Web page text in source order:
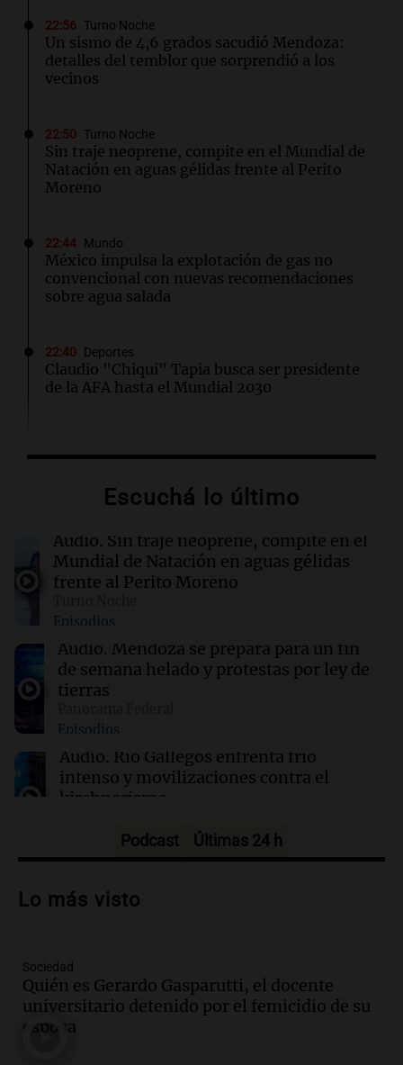
22:56 Turno Noche
Un sismo de 4,6 grados sacudió Mendoza:
detalles del temblor que sorprendió a los
vecinos
22:50 Turno Noche
Sin traje neoprene, compite en el Mundial de
Natación en aguas gélidas frente al Perito
Moreno
22:44 Mundo
México impulsa la explotación de gas no
convencional con nuevas recomendaciones
sobre agua salada
22:40 Deportes
Claudio "Chiqui" Tapia busca ser presidente
de la AFA hasta el Mundial 2030
Quiniela turista: conocé los números
22:14 Viva la Radio Rosario
Kapanga celebra sus 30 años en Rosario: "Las
canciones envejecieron bien"
22:10 Amamos Argentina
Docentes italianos visitaron la ciudad de
Córdoba para interiorizarse sobre los parques
educativos
22:05 Amamos Argentina
Medicina reproductiva, entre la ayuda por
problemas de fertilidad y la ostentación de
millonarios
Escuchá lo último
Audio. Sin traje neoprene, compite en el
Mundial de Natación en aguas gélidas
frente al Perito Moreno
Episodios
Audio. Mendoza se prepara para un fin
de semana helado y protestas por ley de
tierras
Episodios
Audio. Río Gallegos enfrenta frío
intenso y movilizaciones contra el
kirchnerismo
Audio.Debate en el Senado sobre
la soberanía digital en Argentina
Audio.
de semana helado y ciudadanos
marchan contra reforma de tierras
Panorama Federal
Podcast Últimas 24 h
Lo más visto
Sociedad
Quién es Gerardo Gasparutti, el docente
universitario detenido por el femicidio de su
esposa